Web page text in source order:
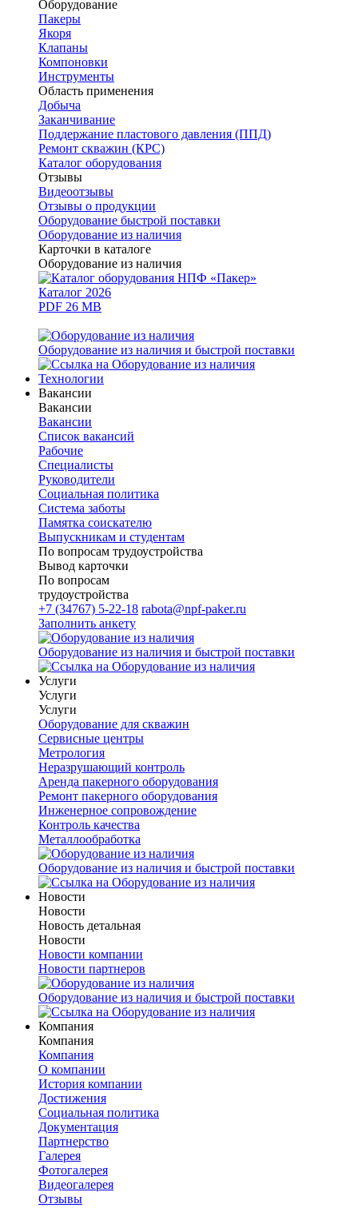
Оборудование
Пакеры
Якоря
Клапаны
Компоновки
Инструменты
Область применения
Добыча
Заканчивание
Поддержание пластового давления (ППД)
Ремонт скважин (КРС)
Каталог оборудования
Отзывы
Видеоотзывы
Отзывы о продукции
Оборудование быстрой поставки
Оборудование из наличия
Карточки в каталоге
Оборудование из наличия
Каталог 2026
PDF 26 MB
Оборудование из наличия и быстрой поставки
Технологии
Вакансии
Вакансии
Вакансии
Список вакансий
Рабочие
Специалисты
Руководители
Cоциальная политика
Система заботы
Памятка соискателю
Выпускникам и студентам
По вопросам трудоустройства
Вывод карточки
По вопросам
трудоустройства
+7 (34767) 5-22-18 rabota@npf-paker.ru
Заполнить анкету
Оборудование из наличия и быстрой поставки
Услуги
Услуги
Услуги
Оборудование для скважин
Сервисные центры
Метрология
Неразрушающий контроль
Аренда пакерного оборудования
Ремонт пакерного оборудования
Инженерное сопровождение
Контроль качества
Металлообработка
Оборудование из наличия и быстрой поставки
Новости
Новости
Новость детальная
Новости
Новости компании
Новости партнеров
Оборудование из наличия и быстрой поставки
Компания
Компания
Компания
О компании
История компании
Достижения
Социальная политика
Документация
Партнерство
Галерея
Фотогалерея
Видеогалерея
Отзывы